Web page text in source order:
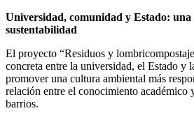
Universidad, comunidad y Estado: una
sustentabilidad
El proyecto “Residuos y
concreta entre la universidad, el Estado y
promover una cultura ambiental más
relación entre el conocimiento académico
barrios.